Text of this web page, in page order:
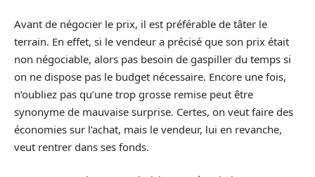
Avant de négocier le prix, il est préférable de tâter le
terrain. En effet, si le vendeur a précisé que son prix était
non négociable, alors pas besoin de gaspiller du temps si
on ne dispose pas le budget nécessaire. Encore une fois,
n’oubliez pas qu’une trop grosse remise peut être
synonyme de mauvaise surprise. Certes, on veut faire des
économies sur l’achat, mais le vendeur, lui en revanche,
veut rentrer dans ses fonds.